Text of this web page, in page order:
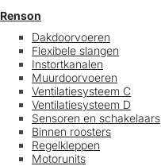
Renson
Dakdoorvoeren
Flexibele slangen
Instortkanalen
Muurdoorvoeren
Ventilatiesysteem C
Ventilatiesysteem D
Sensoren en schakelaars
Binnen roosters
Regelkleppen
Motorunits